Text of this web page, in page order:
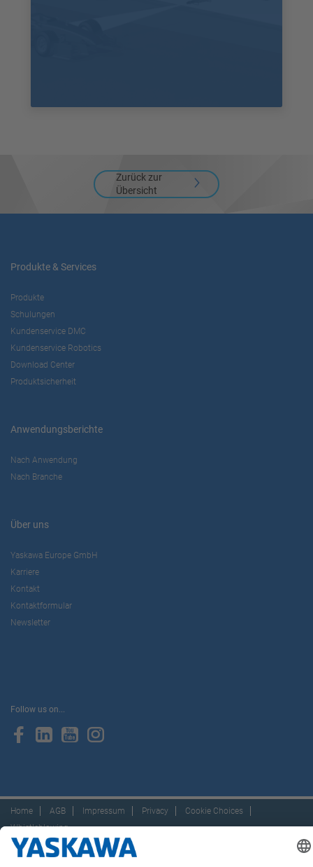
Zurück zur
Übersicht
Produkte & Services
Produkte
Schulungen
Kundenservice DMC
Kundenservice Robotics
Download Center
Produktsicherheit
Anwendungsberichte
Nach Anwendung
Nach Branche
Über uns
Yaskawa Europe GmbH
Karriere
Kontakt
Kontaktformular
Newsletter
Follow us on...
Home AGB Impressum Privacy
Cookie Choices
Whistleblowing
Yaskawa Europe GmbH